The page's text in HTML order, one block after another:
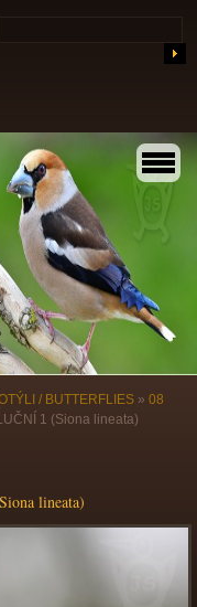
/ BUTTERFLIES » 08
1 (Siona lineata)
lineata)